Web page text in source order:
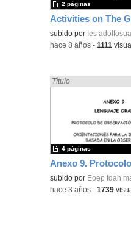
Activities on The
subido por Ies
2 páginas
-hace 8 años -1111
Encontrado «Oral» en:
Título
Contenido educativo.
subido por Eoep tdah
4 páginas
-hace 3 años -1739